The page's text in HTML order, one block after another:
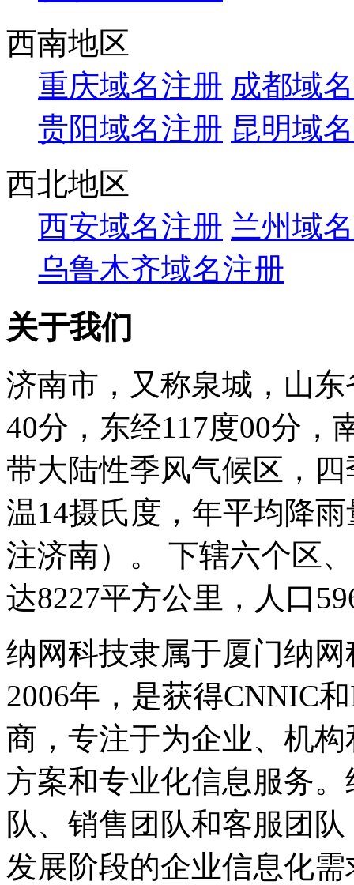
西南地区
重庆域名注册 成都域
贵阳域名注册 昆明域
西北地区
西安域名注册 兰州域
乌鲁木齐域名注册
关于我们
济南市，又称泉城，山
40分，东经117度00分，
带大陆性季风气候区，
温14摄氏度，年平均降
注济南）。 下辖六个区
达8227平方公里，人口
纳网科技隶属于厦门纳
2006年，是获得CNNIC
商，专注于为企业、机
方案和专业化信息服务
队、销售团队和客服团
发展阶段的企业信息化